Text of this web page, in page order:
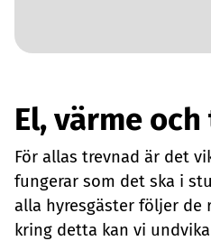
El, värme
För allas trevnad är det
fungerar som det ska i
alla hyresgäster följer de
kring detta kan vi